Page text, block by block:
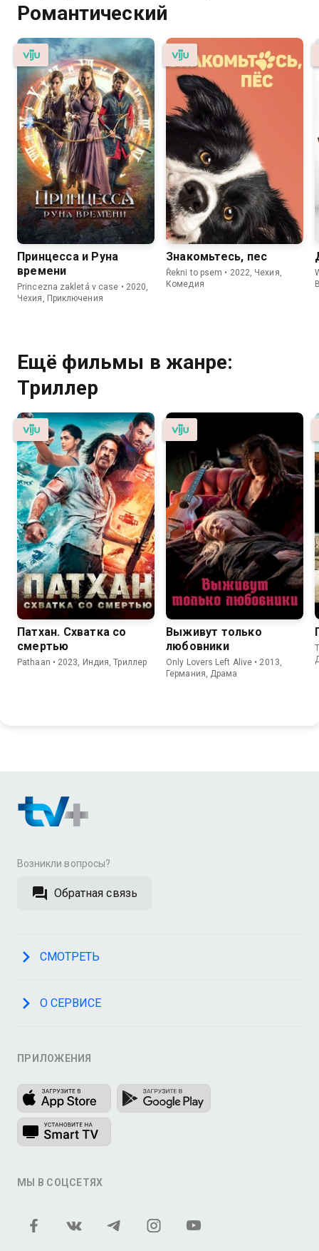
Романтический
Принцесса и Руна
времени
Princezna zakletá v case • 2020,
Чехия, Приключения
Знакомьтесь, пес
Řekni to psem • 2022, Чехия,
Комедия
Ещё фильмы в жанре:
Триллер
Патхан. Схватка со
смертью
Pathaan • 2023, Индия, Триллер
Выживут только
любовники
Only Lovers Left Alive • 2013,
Германия, Драма
Возникли вопросы?
Обратная связь
СМОТРЕТЬ
О СЕРВИСЕ
ПРИЛОЖЕНИЯ
МЫ В СОЦСЕТЯХ